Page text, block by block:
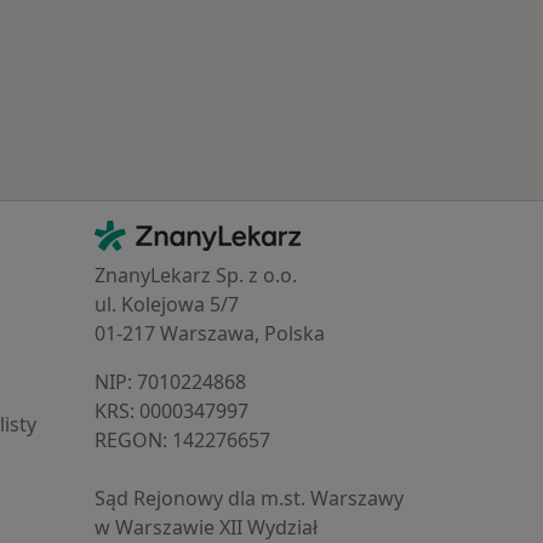
Kontakt
ZnanyLekarz - Strona główna
ZnanyLekarz Sp. z o.o.
ul. Kolejowa 5/7
01-217 Warszawa, Polska
NIP: ⁠7010224868
KRS: ⁠0000347997
REGON: ⁠142276657
Sąd Rejonowy dla m.st. Warszawy
w Warszawie XII Wydział